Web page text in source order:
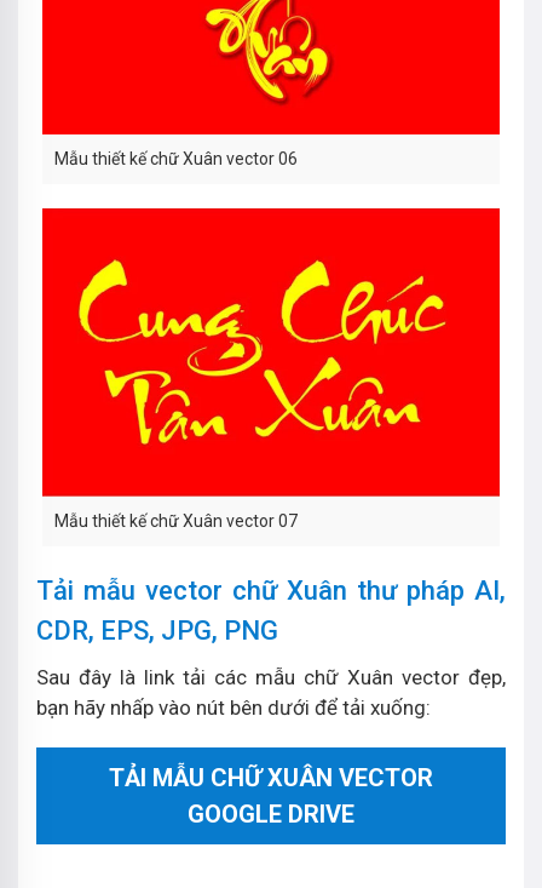
Mẫu thiết kế chữ Xuân vector 06
Mẫu thiết kế chữ Xuân vector 07
Tải mẫu vector chữ Xuân thư pháp AI,
CDR, EPS, JPG, PNG
Sau đây là link tải các mẫu chữ Xuân vector đẹp,
bạn hãy nhấp vào nút bên dưới để tải xuống:
TẢI MẪU CHỮ XUÂN VECTOR
GOOGLE DRIVE